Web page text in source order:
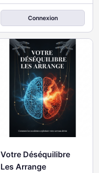
Connexion
Votre Déséquilibre
Les Arrange